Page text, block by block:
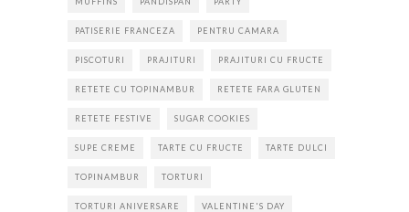
PATISERIE FRANCEZA PENTRU CAMARA
PISCOTURI PRAJITURI PRAJITURI CU FRUCTE
RETETE CU TOPINAMBUR RETETE FARA GLUTEN
RETETE FESTIVE SUGAR COOKIES
SUPE CREME TARTE CU FRUCTE TARTE DULCI
TOPINAMBUR TORTURI
TORTURI ANIVERSARE VALENTINE'S DAY